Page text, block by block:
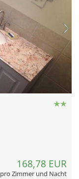
168,78 EUR
pro Zimmer und Nacht